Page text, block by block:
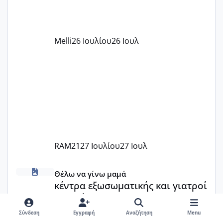
Εγώ πήγα σε έναν ιδιωτικό παιδικό στ
Melli26 Ιουλίου26 Ιουλ
RAM2127 Ιουλίου27 Ιουλ
κέντρα εξωσωματικής και γιατροί εμπερίες
Θέλω να γίνω μαμά
κέντρα εξωσωματικής και γιατροί
εμπερίες
Σύνδεση Εγγραφή Αναζήτηση Menu